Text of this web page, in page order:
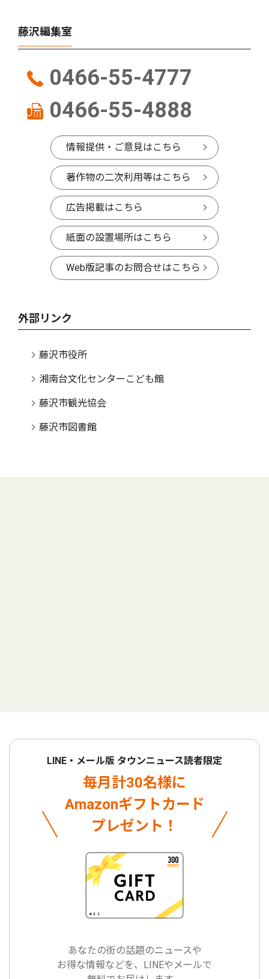
藤沢編集室
0466-55-4777
0466-55-4888
情報提供・ご意見はこちら
著作物の二次利用等はこちら
広告掲載はこちら
紙面の設置場所はこちら
Web版記事のお問合せはこちら
外部リンク
藤沢市役所
湘南台文化センターこども館
藤沢市観光協会
藤沢市図書館
LINE・メール版 タウンニュース読者限定
毎月計30名様に
Amazonギフトカード
プレゼント！
あなたの街の話題のニュースや
お得な情報などを、LINEやメールで